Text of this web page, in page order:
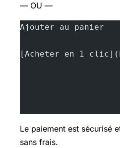
— OU —
Ajouter au panier
[Acheter en 1
Le paiement est sécurisé
sans frais.